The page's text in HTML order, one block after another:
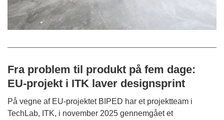
Fra problem til produkt på fem dage:
EU-projekt i ITK laver designsprint
På vegne af EU-projektet BIPED har et projektteam i
TechLab, ITK, i november 2025 gennemgået et